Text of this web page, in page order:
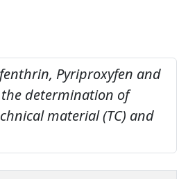
Pyriproxyfen and
determination of
material (TC) and